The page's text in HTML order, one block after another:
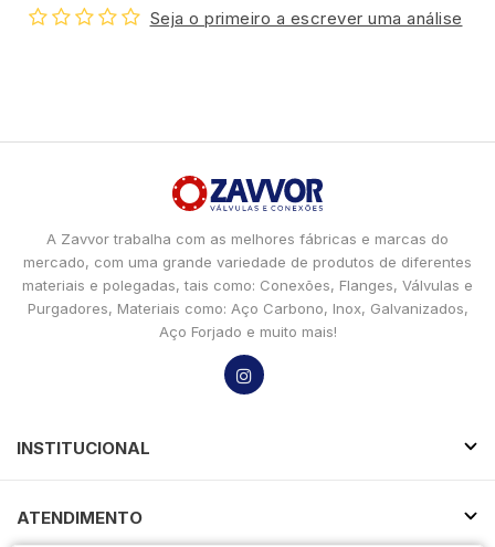
Seja o primeiro a escrever uma análise
A Zavvor trabalha com as melhores fábricas e marcas do
mercado, com uma grande variedade de produtos de diferentes
materiais e polegadas, tais como: Conexões, Flanges, Válvulas e
Purgadores, Materiais como: Aço Carbono, Inox, Galvanizados,
Aço Forjado e muito mais!
INSTITUCIONAL
ATENDIMENTO